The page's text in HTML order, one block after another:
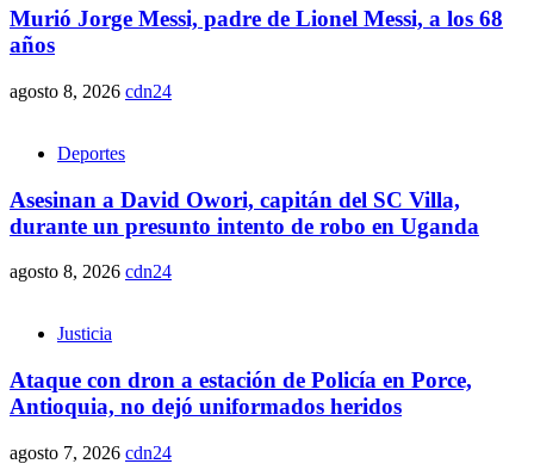
Murió Jorge Messi, padre de Lionel Messi, a los 68
años
agosto 8, 2026 cdn24
Deportes
Asesinan a David Owori, capitán del SC Villa,
durante un presunto intento de robo en Uganda
agosto 8, 2026 cdn24
Justicia
Ataque con dron a estación de Policía en Porce,
Antioquia, no dejó uniformados heridos
agosto 7, 2026 cdn24